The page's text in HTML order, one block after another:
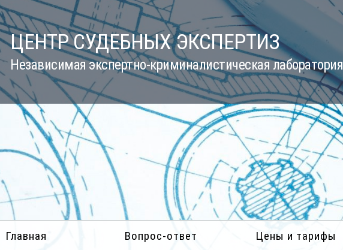
ЦЕНТР СУДЕБНЫХ ЭКСПЕРТИЗ
Независимая экспертно-криминалистическая лаборатория
Главная Вопрос-ответ Цены и тарифы